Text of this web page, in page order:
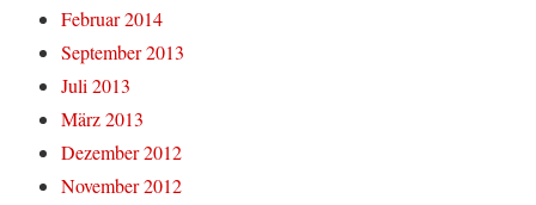
Februar 2014
September 2013
Juli 2013
März 2013
Dezember 2012
November 2012